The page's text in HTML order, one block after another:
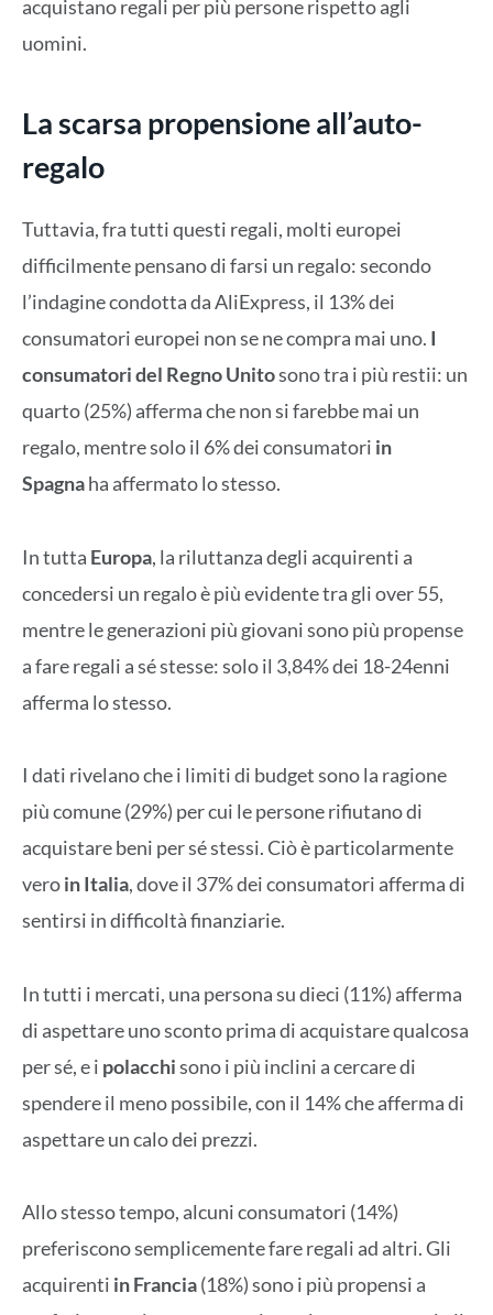
acquistano regali per più persone rispetto agli
uomini.
La scarsa propensione all’auto-
regalo
Tuttavia, fra tutti questi regali, molti europei
difficilmente pensano di farsi un regalo: secondo
l’indagine condotta da AliExpress, il 13% dei
consumatori europei non se ne compra mai uno. I
consumatori del Regno Unitosono tra i più restii: un
quarto (25%) afferma che non si farebbe mai un
regalo, mentre solo il 6% dei consumatori in
Spagnaha affermato lo stesso.
In tutta Europa, la riluttanza degli acquirenti a
concedersi un regalo è più evidente tra gli over 55,
mentre le generazioni più giovani sono più propense
a fare regali a sé stesse: solo il 3,84% dei 18-24enni
afferma lo stesso.
I dati rivelano che i limiti di budget sono la ragione
più comune (29%) per cui le persone rifiutano di
acquistare beni per sé stessi. Ciò è particolarmente
veroin Italia, dove il 37% dei consumatori afferma di
sentirsi in difficoltà finanziarie.
In tutti i mercati, una persona su dieci (11%) afferma
di aspettare uno sconto prima di acquistare qualcosa
per sé, e i polacchisono i più inclini a cercare di
spendere il meno possibile, con il 14% che afferma di
aspettare un calo dei prezzi.
Allo stesso tempo, alcuni consumatori (14%)
preferiscono semplicemente fare regali ad altri. Gli
acquirenti in Francia(18%) sono i più propensi a